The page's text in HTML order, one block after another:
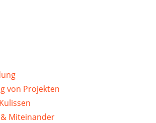
von Projekten
Miteinander